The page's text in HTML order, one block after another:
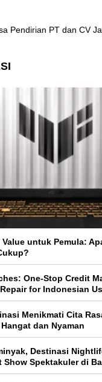
Pendirian PT dan CV
untuk Pemula:
One-Stop Credit
for Indonesian
Menikmati Cita
dan Nyaman
Destinasi
Show Spektakuler di